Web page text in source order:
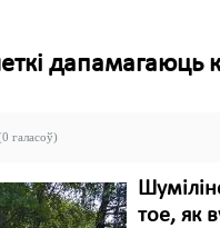
галасоў)
тое, як